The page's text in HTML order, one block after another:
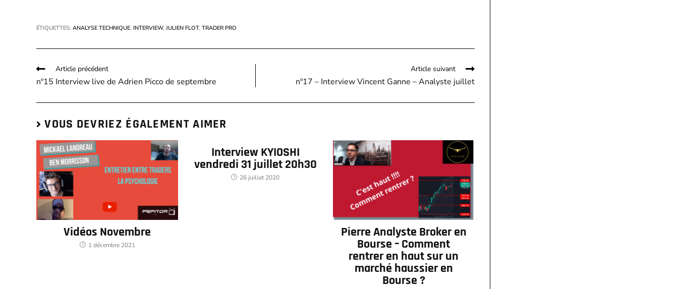
ÉTIQUETTES: ANALYSE TECHNIQUE, INTERVIEW, JULIEN FLOT, TRADER PRO
Article précédent
nº15 Interview live de Adrien Picco de septembre
Article suivant
nº17 – Interview Vincent Ganne – Analyste juillet
VOUS DEVRIEZ ÉGALEMENT AIMER
Vidéos Novembre
1 décembre 2021
Interview KYIOSHI
vendredi 31 juillet 20h30
26 juillet 2020
Pierre Analyste Broker en
Bourse – Comment
rentrer en haut sur un
marché haussier en
Bourse ?